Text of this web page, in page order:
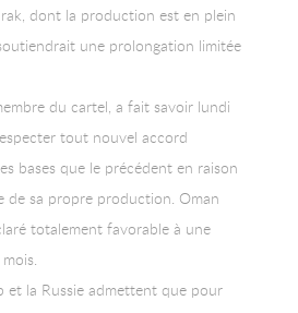
dont la production est en plein
une prolongation limitée
du cartel, a fait savoir lundi
tout nouvel accord
bases que le précédent en raison
de sa propre production. Oman
totalement favorable à une
et la Russie admettent que pour